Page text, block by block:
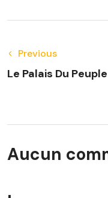
Previous
Le Palais Du Peuple
Aucun